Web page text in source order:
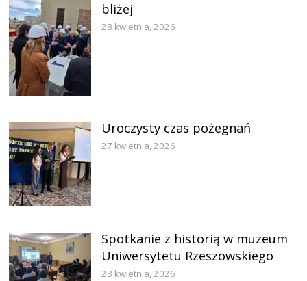
bliżej
28 kwietnia, 2026
Uroczysty czas pożegnań
27 kwietnia, 2026
Spotkanie z historią w muzeum
Uniwersytetu Rzeszowskiego
23 kwietnia, 2026